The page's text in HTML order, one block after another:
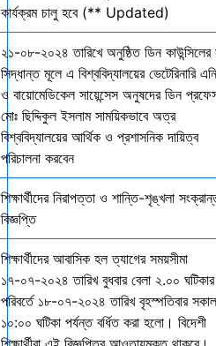
কার্যক্রম চালু হবে (** Updated)
২১-০৮-২০২৪ তারিখে অনুষ্ঠিত ডিন কাউন্সিলের
সিদ্ধান্ত মূলে এ বিশ্ববিদ্যালয়ের ভেটেরিনারি
ও বায়োমেডিকেল সায়েন্সেস অনুষদের ডিন
মোঃ ছিদ্দিকুল ইসলাম সাময়িকভাবে অত্র
বিশ্ববিদ্যালয়ের আর্থিক ও প্রশাসনিক দায়িত্ব
পরিচালনা করবেন
শিক্ষার্থীদের নিরাপত্তা ও শান্তি-শৃঙ্খলা
বিজ্ঞপ্তি
শিক্ষার্থীদের আবাসিক হল ত্যাগের সময়সীমা
১৭-০৭-২০২৪ তারিখ বুধবার বেলা ২.০০ ঘটিকার
পরিবর্তে ১৮-০৭-২০২৪ তারিখ বৃহস্পতিবার সকাল
১০:০০ ঘটিকা পর্যন্ত বর্ধিত করা হলো। বিদেশী